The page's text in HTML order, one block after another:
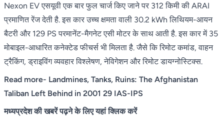
Nexon EV एसयूवी एक बार फुल चार्ज किए जाने पर 312 किमी की ARAI
प्रमाणित रेंज देती है. इस कार उच्च क्षमता वाली 30.2 kWh लिथियम-आयन
बैटरी और 129 PS परमानेंट-मैगनेट एसी मोटर के साथ आती है. इस कार में 35
मोबाइल-आधारित कनेक्टेड फीचर्स भी मिलता है. जैसे कि रिमोट कमांड, वाहन
ट्रैकिंग, ड्राइविंग व्यवहार विश्लेषण, नेविगेशन और रिमोट डायग्नोस्टिक्स.
Read more- Landmines, Tanks, Ruins: The Afghanistan
Taliban Left Behind in 2001 29 IAS-IPS
मध्यप्रदेश की खबरें पढ़ने के लिए यहां क्लिक करें